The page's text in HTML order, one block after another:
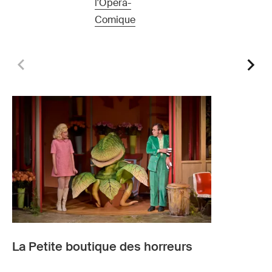
l'Opéra-
Comique
La Petite boutique des horreurs